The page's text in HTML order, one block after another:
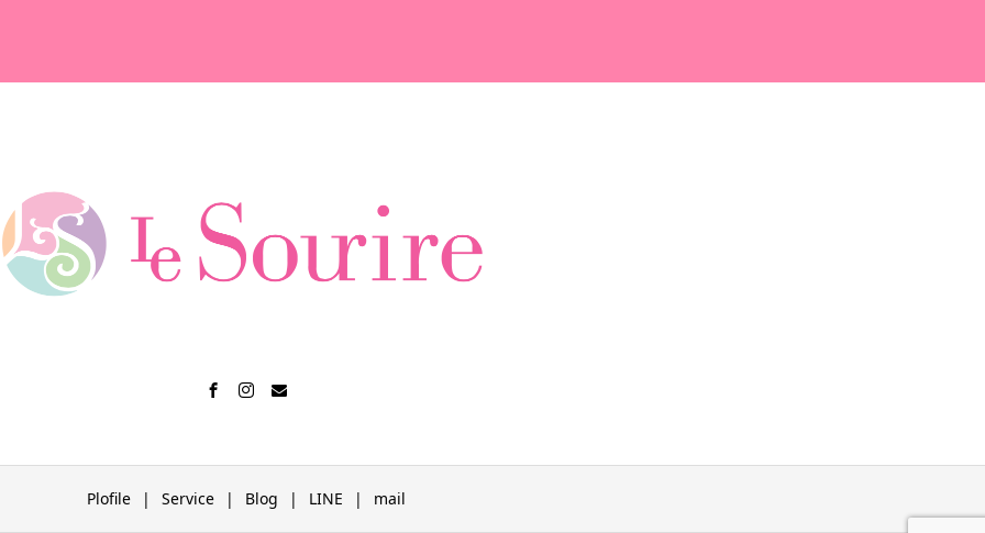
Plofile Service Blog LINE mail